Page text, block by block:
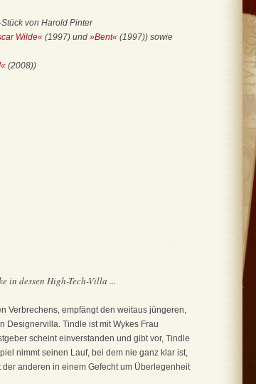
von Harold Pinter
Wilde« (1997) und »Bent« (1997)) sowie
(2008))
in dessen High-Tech-Villa ...
Verbrechens,­ empfängt den weitaus jüngeren,
Designervilla. Tindle ist mit Wykes Frau
scheint einverstanden und gibt vor, Tindle
nimmt seinen Lauf, bei dem nie ganz klar ist,
anderen in einem Gefecht um Überlegenheit